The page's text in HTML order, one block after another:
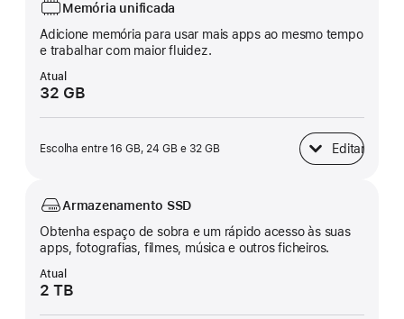
Memória unificada
Adicione memória para usar mais apps ao mesmo tempo
e trabalhar com maior fluidez.
Atual
32 GB
Escolha entre 16 GB, 24 GB e 32 GB Editar
Memória unificada
Armazenamento SSD
Obtenha espaço de sobra e um rápido acesso às suas
apps, fotografias, filmes, música e outros ficheiros.
Atual
2 TB